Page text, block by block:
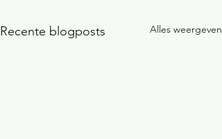
Recente blogposts Alles weergeven